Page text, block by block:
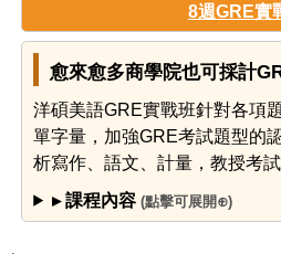
8週GRE實
愈來愈多商學院也可採計
洋碩美語GRE實戰班針對各項
單字量，加強GRE考試題型的
析寫作、語文、計量，教授考
▸ 課程內容 (點擊可展開⊕)